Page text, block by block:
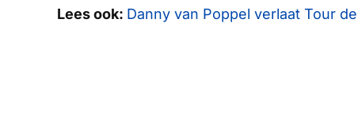
Lees ook: Danny van Poppel verlaat Tour